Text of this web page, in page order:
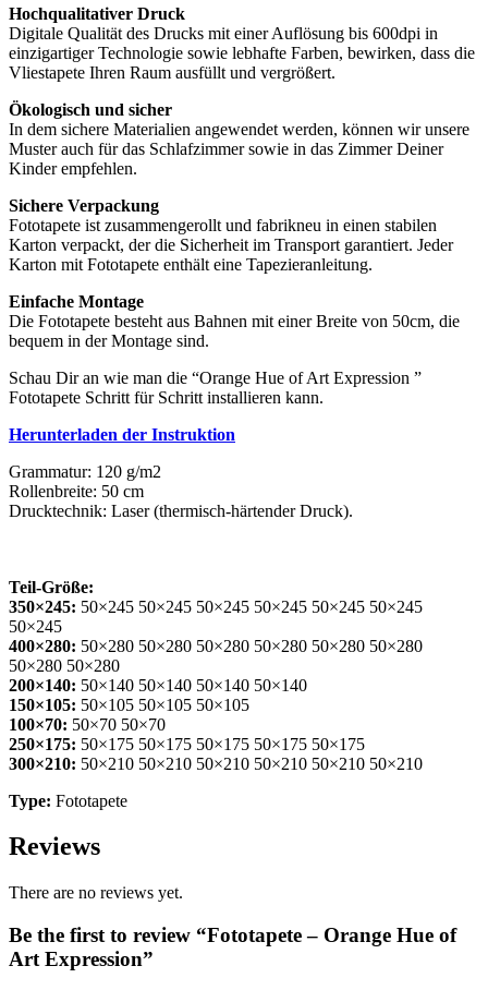
Hochqualitativer Druck
Digitale Qualität des Drucks mit einer Auflösung bis 600dpi in
einzigartiger Technologie sowie lebhafte Farben, bewirken, dass die
Vliestapete Ihren Raum ausfüllt und vergrößert.
Ökologisch und sicher
In dem sichere Materialien angewendet werden, können wir unsere
Muster auch für das Schlafzimmer sowie in das Zimmer Deiner
Kinder empfehlen.
Sichere Verpackung
Fototapete ist zusammengerollt und fabrikneu in einen stabilen
Karton verpackt, der die Sicherheit im Transport garantiert. Jeder
Karton mit Fototapete enthält eine Tapezieranleitung.
Einfache Montage
Die Fototapete besteht aus Bahnen mit einer Breite von 50cm, die
bequem in der Montage sind.
Schau Dir an wie man die “Orange Hue of Art Expression ”
Fototapete Schritt für Schritt installieren kann.
Herunterladen der Instruktion
Grammatur: 120 g/m2
Rollenbreite: 50 cm
Drucktechnik: Laser (thermisch-härtender Druck).
Teil-Größe:
350×245: 50×245 50×245 50×245 50×245 50×245 50×245
50×245
400×280: 50×280 50×280 50×280 50×280 50×280 50×280
50×280 50×280
200×140: 50×140 50×140 50×140 50×140
150×105: 50×105 50×105 50×105
100×70: 50×70 50×70
250×175: 50×175 50×175 50×175 50×175 50×175
300×210: 50×210 50×210 50×210 50×210 50×210 50×210
Type: Fototapete
Reviews
There are no reviews yet.
Be the first to review “Fototapete – Orange Hue of
Art Expression”